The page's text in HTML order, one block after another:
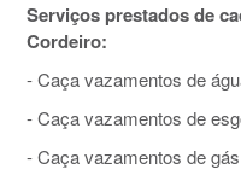
Serviços prestados de
Cordeiro:
- Caça vazamentos de
- Caça vazamentos de
- Caça vazamentos de gás